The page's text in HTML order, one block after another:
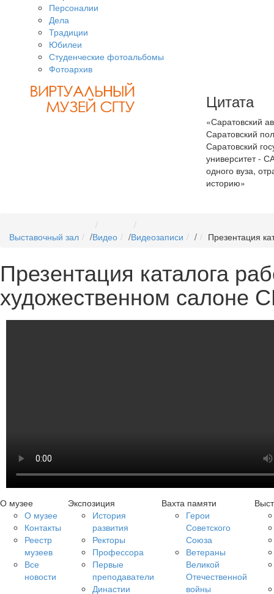
Персоналии
Дела
Традиции
Юбилеи
Студенческие фотоальбомы
Фотоархив
Цитата
«Саратовский
Саратовский
Саратовский
университет -
одного вуза,
историю»
Выставочный зал /Видео /Видеозаписи / Презентация
Презентация каталога
художественном салоне
О музее
О музее
Контакты
Реестр
музеев
Все
новости
Экспозиция
История
развития
Ректоры
Профессора
Первые
преподаватели
Династии
Вахта памяти
Герои
Советского
Союза
Ветераны
Великой
Отечественной
войны